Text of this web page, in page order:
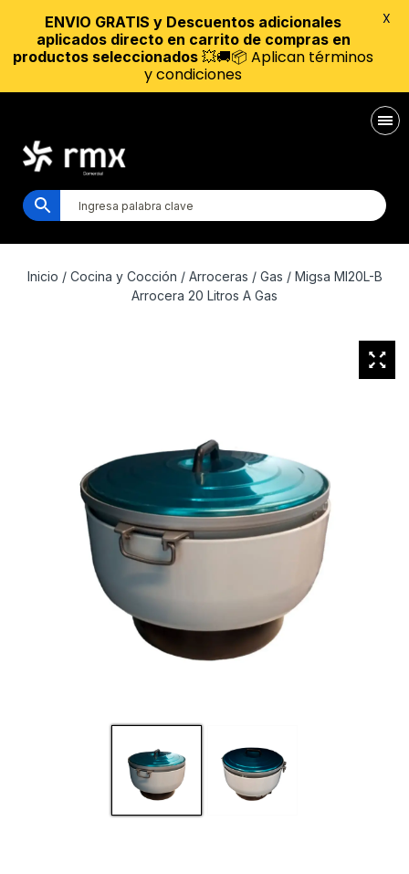
Inicio / Cocina y Cocción / Arroceras / Gas / Migsa MI20L-B
Arrocera 20 Litros A Gas
ENVIO GRATIS y Descuentos adicionales
aplicados directo en carrito de compras en
productos seleccionados 💥🚚📦 Aplican términos
y condiciones
X